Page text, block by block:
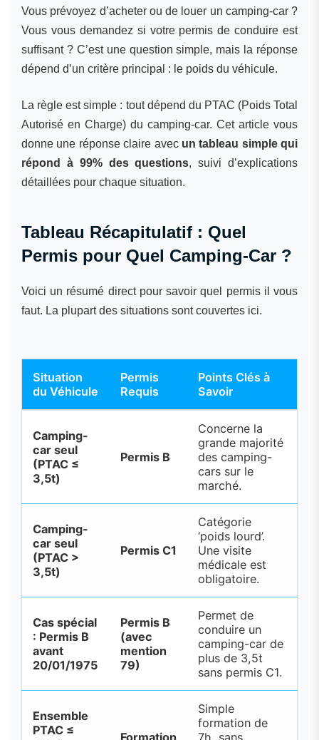
Vous prévoyez d’acheter ou de louer un camping-car ?
Vous vous demandez si votre permis de conduire est
suffisant ? C’est une question simple, mais la réponse
dépend d’un critère principal : le poids du véhicule.
La règle est simple : tout dépend du PTAC (Poids Total
Autorisé en Charge) du camping-car. Cet article vous
donne une réponse claire avec un tableau simple qui
répond à 99% des questions, suivi d’explications
détaillées pour chaque situation.
Tableau Récapitulatif : Quel
Permis pour Quel Camping-Car ?
Voici un résumé direct pour savoir quel permis il vous
faut. La plupart des situations sont couvertes ici.
Situation
du Véhicule
Permis
Requis
Points Clés à
Savoir
Camping-
car seul
(PTAC ≤
3,5t)
Permis B
Concerne la
grande majorité
des camping-
cars sur le
marché.
Camping-
car seul
(PTAC >
3,5t)
Permis C1
Catégorie
‘poids lourd’.
Une visite
médicale est
obligatoire.
Cas spécial
: Permis B
avant
20/01/1975
Permis B
(avec
mention
79)
Permet de
conduire un
camping-car de
plus de 3,5t
sans permis C1.
Ensemble
PTAC ≤
Simple
formation de